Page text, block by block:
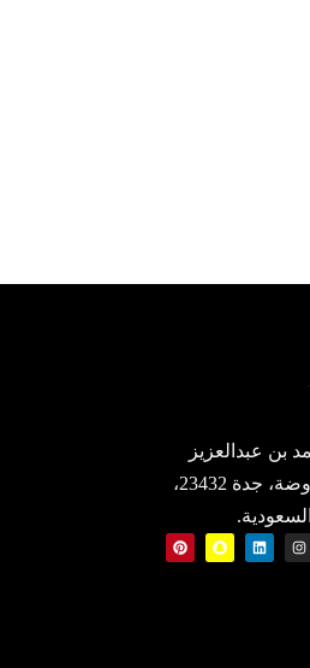
بن عبدالعزيز
الفرعي، حي الروضة، جدة 23432،